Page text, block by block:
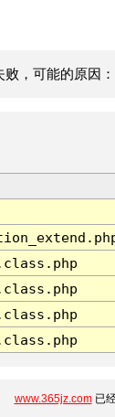
，可能的原因
www.365jz.com已